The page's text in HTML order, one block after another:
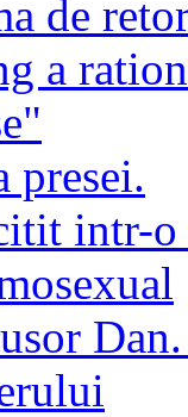
de
a
presei.
intr-